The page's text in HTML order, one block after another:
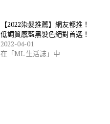
【2022染髮推薦】網友都推！
低調質感藍黑髮色絕對首選！
2022-04-01
在「ML 生活誌」中